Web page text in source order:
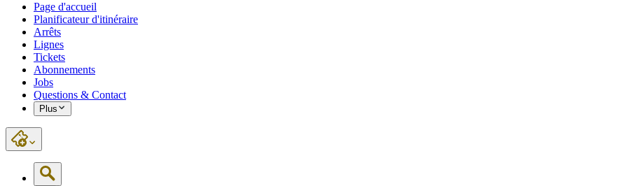
Page d'accueil
Planificateur d'itinéraire
Arrêts
Lignes
Tickets
Abonnements
Jobs
Questions & Contact
Plus